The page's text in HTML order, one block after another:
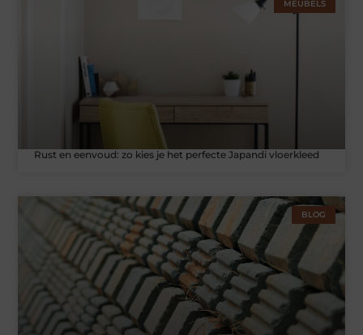
MEUBELS
Rust en eenvoud: zo kies je het perfecte Japandi vloerkleed
BLOG